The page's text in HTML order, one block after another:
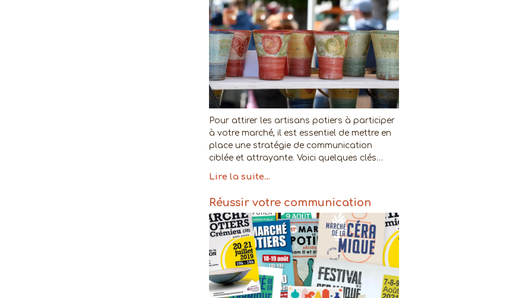
Pour attirer les artisans potiers à participer
à votre marché, il est essentiel de mettre en
place une stratégie de communication
ciblée et attrayante. Voici quelques clés…
Lire la suite…
Réussir votre communication